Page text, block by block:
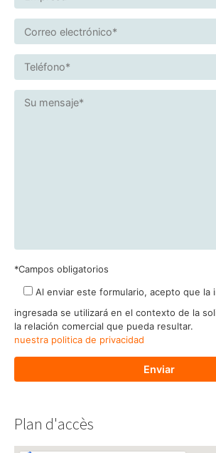
*Campos obligatorios
Al enviar este formulario, acepto que la
ingresada se utilizará en el contexto de la
la relación comercial que pueda resultar.
nuestra politica de privacidad
Plan d'accès